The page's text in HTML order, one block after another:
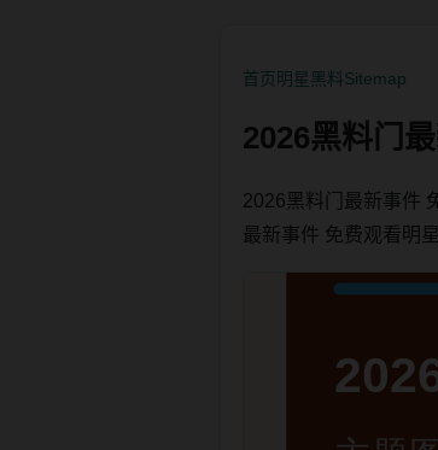
首页明星黑料Sitemap
2026黑料门
2026黑料门最新事件
最新事件 免费观看明